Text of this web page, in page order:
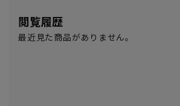
閲覧履歴
最近見た商品がありません。